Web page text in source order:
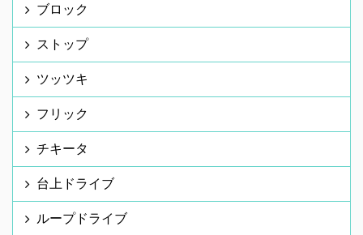
ブロック
ストップ
ツッツキ
フリック
チキータ
台上ドライブ
ループドライブ